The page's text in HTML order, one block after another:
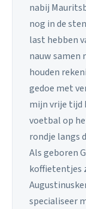
nabij
nog in de
last hebben
nauw samen
houden
gedoe met
mijn vrije tijd
voetbal op
rondje langs
Als geboren
koffietentjes
specialiseer